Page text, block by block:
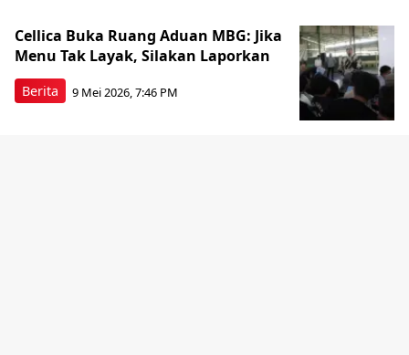
Berita
Cellica Buka Ruang Aduan MBG: Jika
Menu Tak Layak, Silakan Laporkan
9 Mei 2026, 7:46 PM